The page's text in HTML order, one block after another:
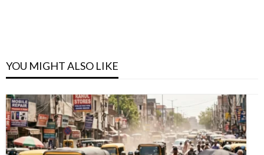
YOU MIGHT ALSO LIKE